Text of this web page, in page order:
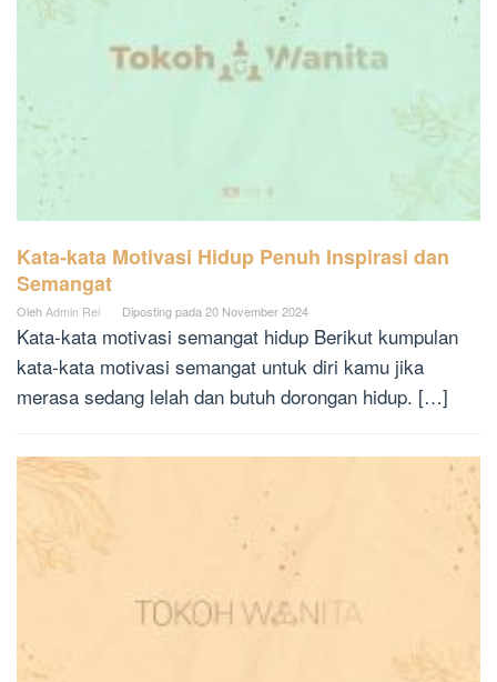
Kata-kata Motivasi Hidup Penuh Inspirasi dan
Semangat
Oleh Admin Rei Diposting pada 20 November 2024
Kata-kata motivasi semangat hidup Berikut kumpulan
kata-kata motivasi semangat untuk diri kamu jika
merasa sedang lelah dan butuh dorongan hidup. […]